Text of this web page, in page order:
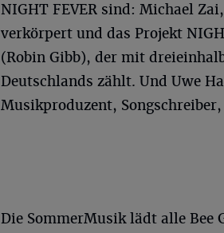
NIGHT FEVER sind: Michael
verkörpert und das Projekt
(Robin Gibb), der mit
Deutschlands zählt. Und Uwe
Musikproduzent,
Die SommerMusik lädt alle Bee